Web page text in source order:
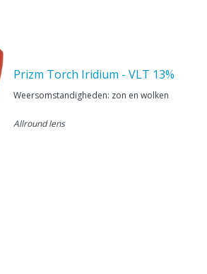
Prizm Torch Iridium - VLT 13%
Weersomstandigheden: zon en wolken
Allround lens